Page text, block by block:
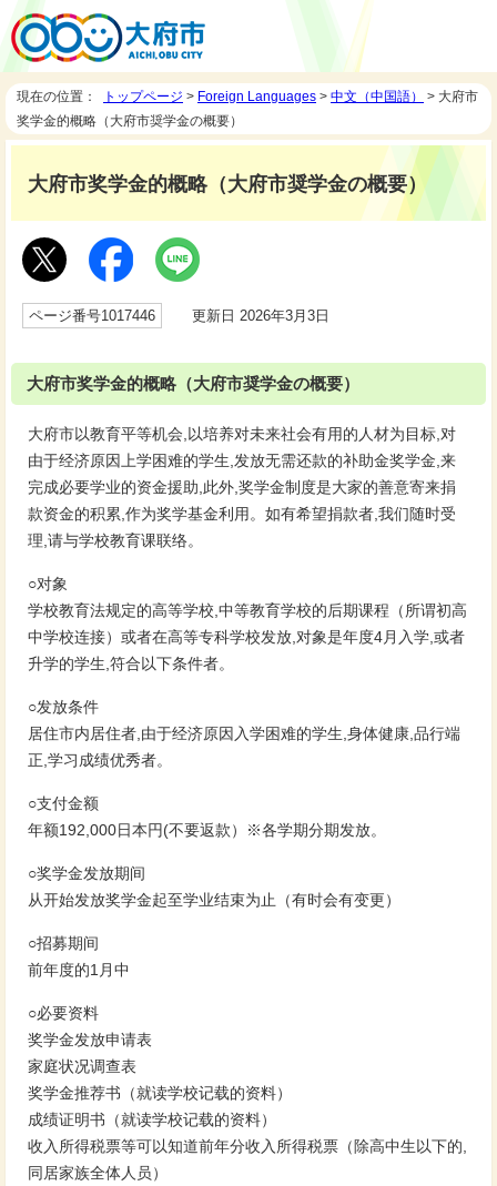
現在の位置： トップページ > Foreign Languages > 中文（中国語）
> 大府市
奖学金的概略（大府市奨学金の概要）
大府市奖学金的概略（大府市奨学金の概要）
ページ番号1017446 更新日 2026年3月3日
大府市奖学金的概略（大府市奨学金の概要）
大府市以教育平等机会,以培养对未来社会有用的人材为目标,对
由于经济原因上学困难的学生,发放无需还款的补助金奖学金,来
完成必要学业的资金援助,此外,奖学金制度是大家的善意寄来捐
款资金的积累,作为奖学基金利用。如有希望捐款者,我们随时受
理,请与学校教育课联络。
○对象
学校教育法规定的高等学校,中等教育学校的后期课程（所谓初高
中学校连接）或者在高等专科学校发放,对象是年度4月入学,或者
升学的学生,符合以下条件者。
○发放条件
居住市内居住者,由于经济原因入学困难的学生,身体健康,品行端
正,学习成绩优秀者。
○支付金额
年额192,000日本円(不要返款）※各学期分期发放。
○奖学金发放期间
从开始发放奖学金起至学业结束为止（有时会有变更）
○招募期间
前年度的1月中
○必要资料
奖学金发放申请表
家庭状况调查表
奖学金推荐书（就读学校记载的资料）
成绩证明书（就读学校记载的资料）
收入所得税票等可以知道前年分收入所得税票（除高中生以下的,
同居家族全体人员）